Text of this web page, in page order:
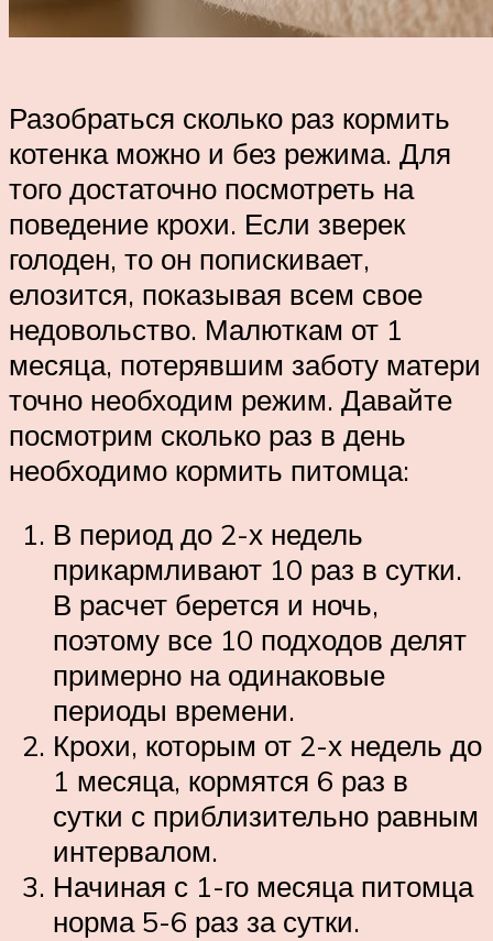
Разобраться сколько раз кормить
котенка можно и без режима. Для
того достаточно посмотреть на
поведение крохи. Если зверек
голоден, то он попискивает,
елозится, показывая всем свое
недовольство. Малюткам от 1
месяца, потерявшим заботу матери
точно необходим режим. Давайте
посмотрим сколько раз в день
необходимо кормить питомца:
В период до 2-х недель
прикармливают 10 раз в сутки.
В расчет берется и ночь,
поэтому все 10 подходов делят
примерно на одинаковые
периоды времени.
Крохи, которым от 2-х недель до
1 месяца, кормятся 6 раз в
сутки с приблизительно равным
интервалом.
Начиная с 1-го месяца питомца
норма 5-6 раз за сутки.